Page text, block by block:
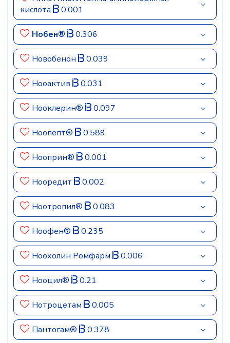
кислота
0.001
Нобен® 0.306
Новобенон 0.039
Нооактив 0.031
Нооклерин® 0.097
Ноопепт® 0.589
Нооприн® 0.001
Нооредит 0.002
Ноотропил® 0.083
Ноофен® 0.235
Ноохолин Ромфарм 0.006
Нооцил® 0.21
Нотроцетам 0.005
Пантогам® 0.378